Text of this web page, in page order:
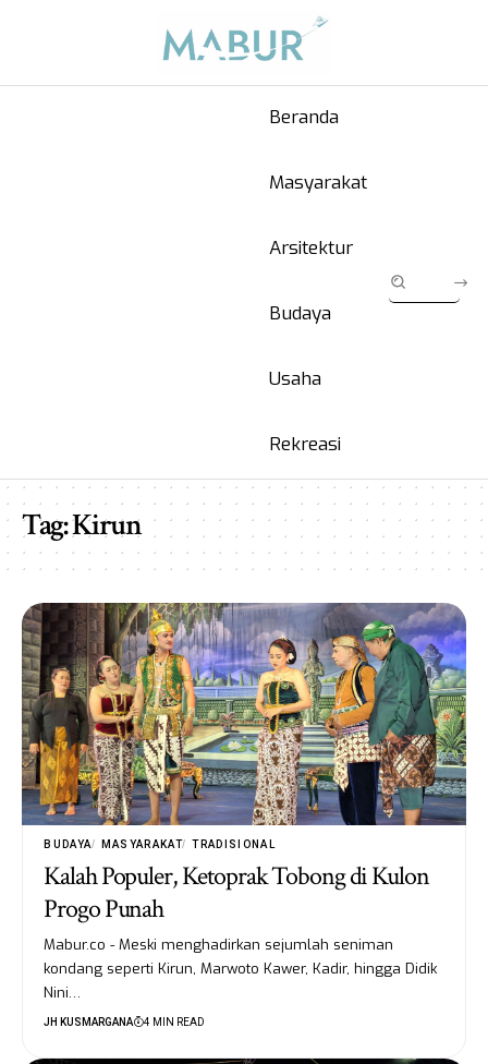
Beranda
Masyarakat
Arsitektur
Budaya
Usaha
Rekreasi
Tag:Kirun
BUDAYA MASYARAKAT TRADISIONAL
Kalah Populer, Ketoprak Tobong di Kulon
Progo Punah
Mabur.co - Meski menghadirkan sejumlah seniman
kondang seperti Kirun, Marwoto Kawer, Kadir, hingga Didik
Nini…
JH KUSMARGANA 4 MIN READ